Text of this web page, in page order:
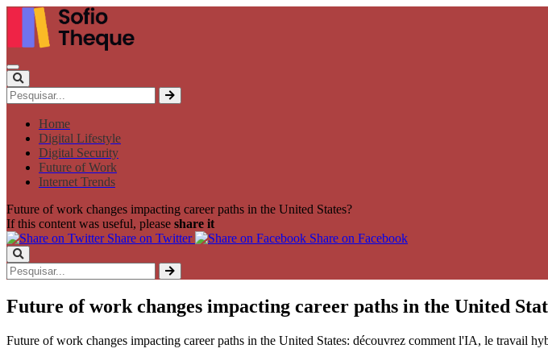
Home
Digital Lifestyle
Digital Security
Future of Work
Internet Trends
Future of work changes impacting career paths in the United States?
If this content was useful, please share it
Share on Twitter
Share on Facebook
Future of work changes impacting career paths in the United
Future of work changes impacting career paths in the United States: découvrez comment l'IA, le travail